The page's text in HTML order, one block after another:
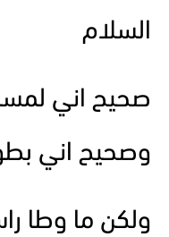
السلام
صحيح اني
وصحيح اني
ولكن ما وطا